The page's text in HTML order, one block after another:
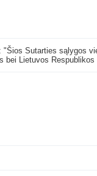
"Šios Sutarties sąlygos
bei Lietuvos